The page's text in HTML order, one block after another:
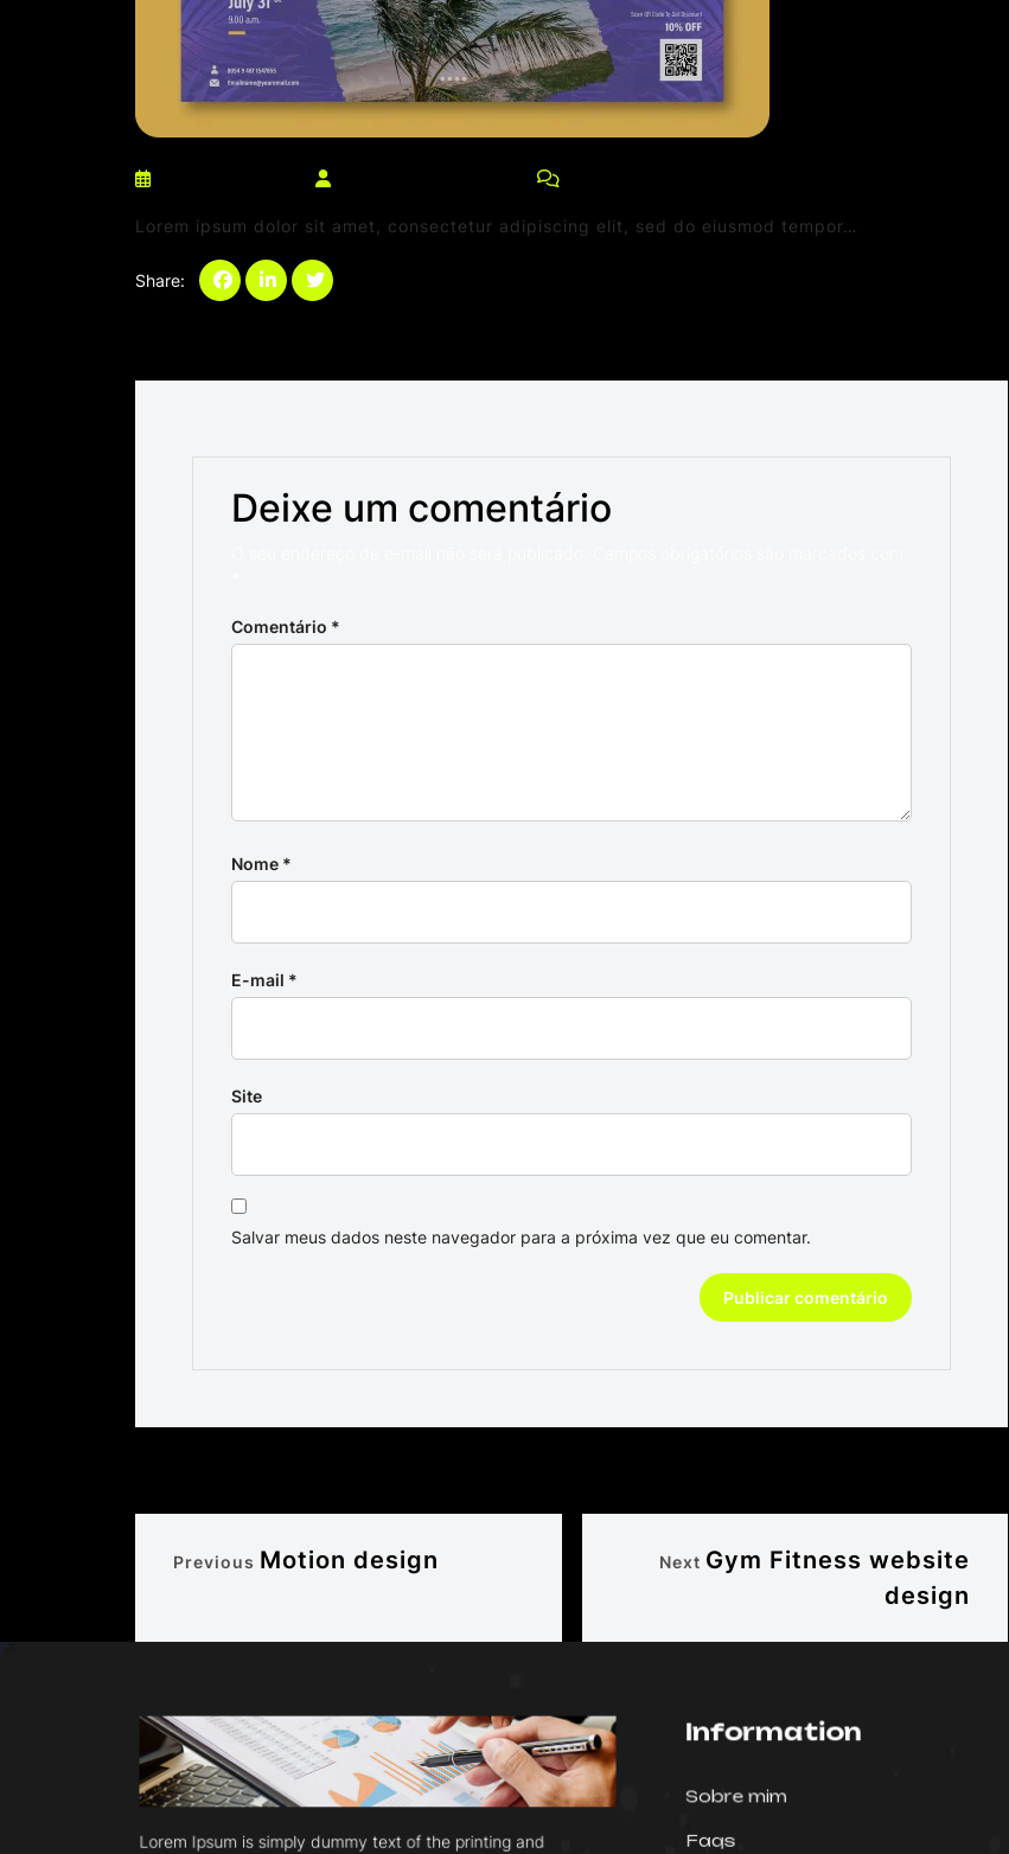
Lorem ipsum dolor sit amet, consectetur adipiscing elit, sed do eiusmod tempor…
Share:
Deixe um comentário
Comentário *
Nome *
E-mail *
Site
Salvar meus dados neste navegador para a próxima vez que eu comentar.
Previous Motion design Next Gym Fitness website
design
Lorem Ipsum is simply dummy text of the printing and
Information
Sobre mim
Faqs